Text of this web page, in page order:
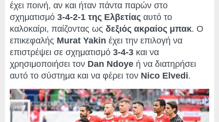
έχει ποινή, αν και ήταν πάντα παρών στο
σχηματισμό 3-4-2-1 της Ελβετίας αυτό το
καλοκαίρι, παίζοντας ως δεξιός ακραίος μπακ. Ο
επικεφαλής Murat Yakin έχει την επιλογή να
επιστρέψει σε σχηματισμό 3-4-3 και να
χρησιμοποιήσει τον Dan Ndoye ή να διατηρήσει
αυτό το σύστημα και να φέρει τον Nico Elvedi.